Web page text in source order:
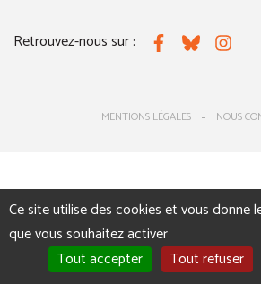
Retrouvez-nous sur : FacebookBluesky
MENTIONS LÉGALES NOUS
Ce site utilise des cookies et vous donne
que vous souhaitez activer
Tout accepter
Tout refuser